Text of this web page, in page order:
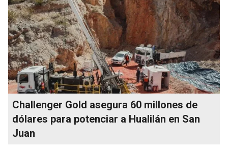
Challenger Gold asegura 60 millones de
dólares para potenciar a Hualilán en San
Juan